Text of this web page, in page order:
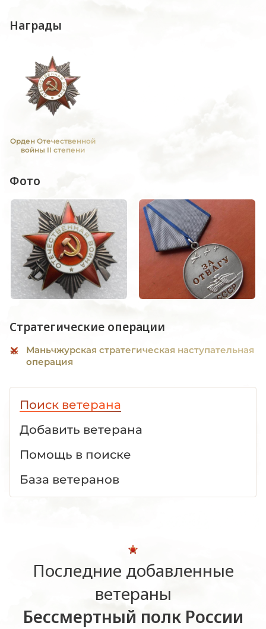
Награды
Орден Отечественной
войны II степени
Фото
Стратегические операции
Маньчжурская стратегическая наступательная
операция
Поиск ветерана
Добавить ветерана
Помощь в поиске
База ветеранов
Последние добавленные
ветераны
Бессмертный полк России